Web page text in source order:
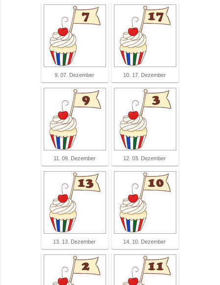
9. 07. Dezember 10. 17. Dezember
11. 09. Dezember 12. 03. Dezember
13. 13. Dezember 14. 10. Dezember